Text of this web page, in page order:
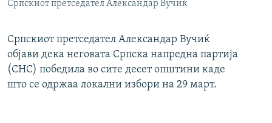
Српскиот претседател Александар Вучиќ
Српскиот претседател Александар Вучиќ
објави дека неговата Српска напредна партија
(СНС) победила во сите десет општини каде
што се одржаа локални избори на 29 март.